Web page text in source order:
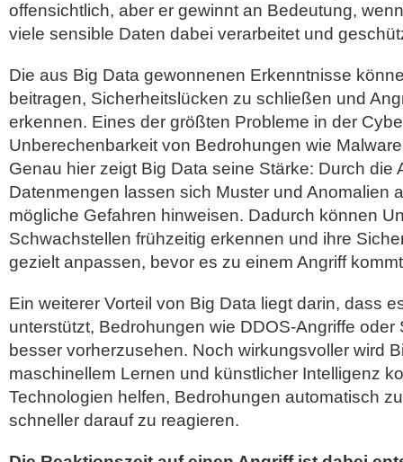
offensichtlich, aber er gewinnt an Bedeutung,
viele sensible Daten dabei verarbeitet und
Die aus Big Data gewonnenen Erkenntnisse
beitragen, Sicherheitslücken zu schließen und
erkennen. Eines der größten Probleme in der
Unberechenbarkeit von Bedrohungen wie
Genau hier zeigt Big Data seine Stärke: Durch die
Datenmengen lassen sich Muster und Anomalien
mögliche Gefahren hinweisen. Dadurch können
Schwachstellen frühzeitig erkennen und ihre
gezielt anpassen, bevor es zu einem Angriff
Ein weiterer Vorteil von Big Data liegt darin, dass
unterstützt, Bedrohungen wie DDOS-Angriffe oder
besser vorherzusehen. Noch wirkungsvoller wird
maschinellem Lernen und künstlicher Intelligenz
Technologien helfen, Bedrohungen automatisch
schneller darauf zu reagieren.